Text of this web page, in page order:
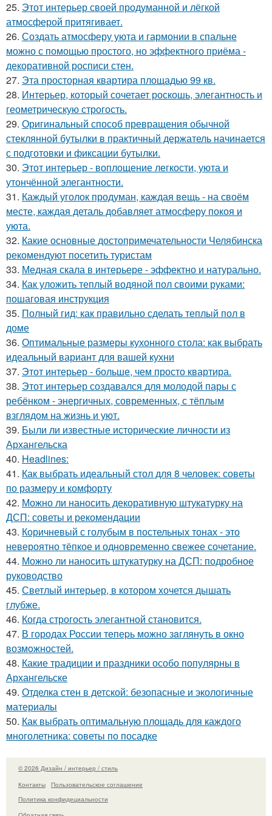
25. Этот интерьер своей продуманной и лёгкой
атмосферой притягивает.
26. Создать атмосферу уюта и гармонии в спальне
можно с помощью простого, но эффектного приёма -
декоративной росписи стен.
27. Эта просторная квартира площадью 99 кв.
28. Интерьер, который сочетает роскошь, элегантность и
геометрическую строгость.
29. Оригинальный способ превращения обычной
стеклянной бутылки в практичный держатель начинается
с подготовки и фиксации бутылки.
30. Этот интерьер - воплощение легкости, уюта и
утончённой элегантности.
31. Каждый уголок продуман, каждая вещь - на своём
месте, каждая деталь добавляет атмосферу покоя и
уюта.
32. Какие основные достопримечательности Челябинска
рекомендуют посетить туристам
33. Медная скала в интерьере - эффектно и натурально.
34. Как уложить теплый водяной пол своими руками:
пошаговая инструкция
35. Полный гид: как правильно сделать теплый пол в
доме
36. Оптимальные размеры кухонного стола: как выбрать
идеальный вариант для вашей кухни
37. Этот интерьер - больше, чем просто квартира.
38. Этот интерьер создавался для молодой пары с
ребёнком - энергичных, современных, с тёплым
взглядом на жизнь и уют.
39. Были ли известные исторические личности из
Архангельска
40. Headlines:
41. Как выбрать идеальный стол для 8 человек: советы
по размеру и комфорту
42. Можно ли наносить декоративную штукатурку на
ДСП: советы и рекомендации
43. Коричневый с голубым в постельных тонах - это
невероятно тёпкое и одновременно свежее сочетание.
44. Можно ли наносить штукатурку на ДСП: подробное
руководство
45. Светлый интерьер, в котором хочется дышать
глубже.
46. Когда строгость элегантной становится.
47. В городах России тепеpь можно зaглянуть в окно
возмoжностей.
48. Какие традиции и праздники особо популярны в
Архангельске
49. Отделка стен в детской: безопасные и экологичные
материалы
50. Как выбрать оптимальную площадь для каждого
многолетника: советы по посадке
© 2026 Дизайн / интерьер / стиль
Контакты
Пользовательское соглашение
Политика конфидециальности